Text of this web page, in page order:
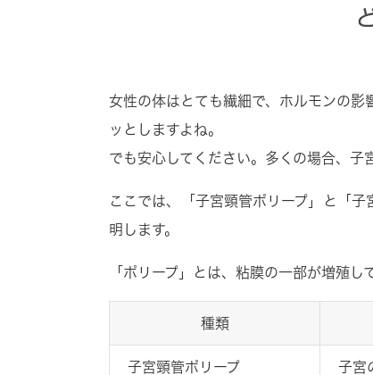
女性の体はとても繊細で、ホルモンの
ッとしますよね。
でも安心してください。多くの場合、子
ここでは、 「子宮頸管ポリープ」と「子
明します。
「ポリープ」とは、粘膜の一部が増殖し
種類
子宮頸管ポリープ 子宮